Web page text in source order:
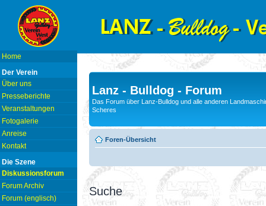
Home
Der Verein
Über uns
Presseberichte
Veranstaltungen
Fotogalerie
Anreise
Kontakt
Die Szene
Diskussionsforum
Forum Archiv
Forum (englisch)
Lanz - Bulldog - Forum
Das Forum über Lanz-Bulldog und alle anderen
Scheres
Foren-Übersicht
Suche